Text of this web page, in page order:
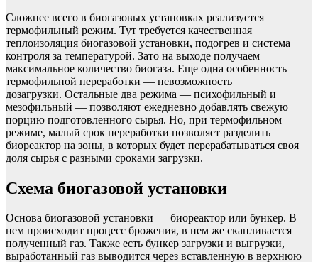
Сложнее всего в биогазовых установках реализуется
термофильный режим. Тут требуется качественная
теплоизоляция биогазовой установки, подогрев и система
контроля за температурой. Зато на выходе получаем
максимальное количество биогаза. Еще одна особенность
термофильной переработки — невозможность
дозагрузки. Остальные два режима — психофильный и
мезофильный — позволяют ежедневно добавлять свежую
порцию подготовленного сырья. Но, при термофильном
режиме, малый срок переработки позволяет разделить
биореактор на зоны, в которых будет перерабатываться своя
доля сырья с разными сроками загрузки.
Схема биогазовой установки
Основа биогазовой установки — биореактор или бункер. В
нем происходит процесс брожения, в нем же скапливается
полученный газ. Также есть бункер загрузки и выгрузки,
выработанный газ выводится через вставленную в верхнюю